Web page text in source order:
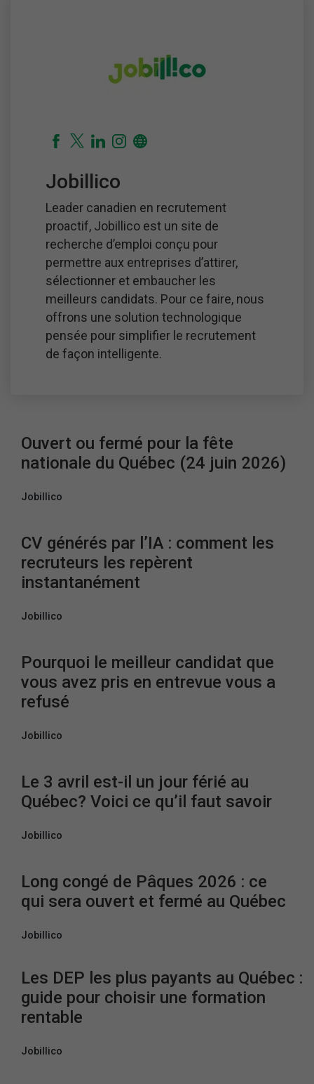
Jobillico
Leader canadien en recrutement
proactif, Jobillico est un site de
recherche d’emploi conçu pour
permettre aux entreprises d’attirer,
sélectionner et embaucher les
meilleurs candidats. Pour ce faire, nous
offrons une solution technologique
pensée pour simplifier le recrutement
de façon intelligente.
Ouvert ou fermé pour la fête
nationale du Québec (24 juin 2026)
Jobillico
CV générés par l’IA : comment les
recruteurs les repèrent
instantanément
Jobillico
Pourquoi le meilleur candidat que
vous avez pris en entrevue vous a
refusé
Jobillico
Le 3 avril est-il un jour férié au
Québec? Voici ce qu’il faut savoir
Jobillico
Long congé de Pâques 2026 : ce
qui sera ouvert et fermé au Québec
Jobillico
Les DEP les plus payants au Québec :
guide pour choisir une formation
rentable
Jobillico